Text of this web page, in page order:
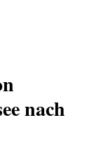
nach